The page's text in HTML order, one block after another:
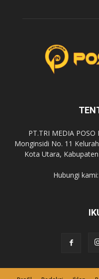
PT.TRI MEDIA POSO
Monginsidi No. 11
Kota Utara,
Hubungi kami: